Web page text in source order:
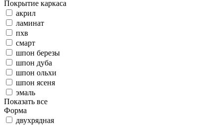
Покрытие каркаса
акрил
ламинат
пхв
смарт
шпон березы
шпон дуба
шпон ольхи
шпон ясеня
эмаль
Показать все
Форма
двухрядная